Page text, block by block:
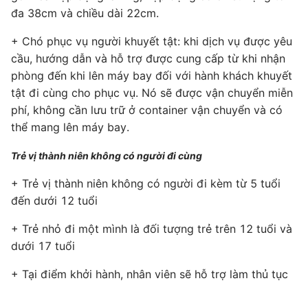
đa 38cm và chiều dài 22cm.
+ Chó phục vụ người khuyết tật: khi dịch vụ được yêu
cầu, hướng dẫn và hỗ trợ được cung cấp từ khi nhận
phòng đến khi lên máy bay đối với hành khách khuyết
tật đi cùng cho phục vụ. Nó sẽ được vận chuyển miễn
phí, không cần lưu trữ ở container vận chuyển và có
thể mang lên máy bay.
Trẻ vị thành niên không có người đi cùng
+ Trẻ vị thành niên không có người đi kèm từ 5 tuổi
đến dưới 12 tuổi
+ Trẻ nhỏ đi một mình là đối tượng trẻ trên 12 tuổi và
dưới 17 tuổi
+ Tại điểm khởi hành, nhân viên sẽ hỗ trợ làm thủ tục